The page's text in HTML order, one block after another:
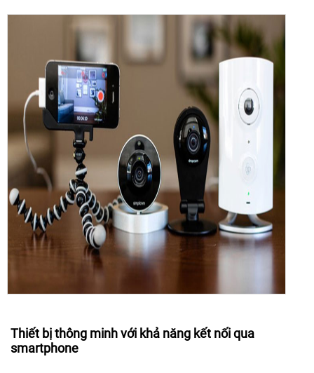
Thiết bị thông minh với khả năng kết nối qua
smartphone